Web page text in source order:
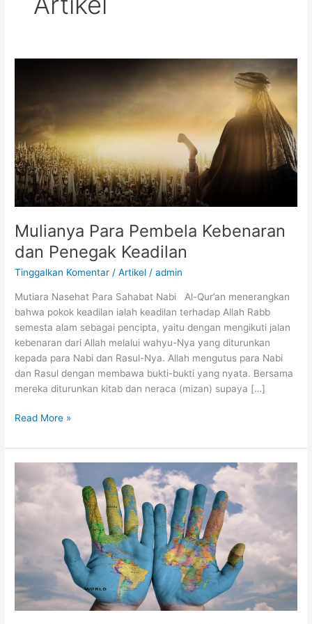
Mulianya Para Pembela Kebenaran
dan Penegak Keadilan
Tinggalkan Komentar /Artikel /admin
Mutiara Nasehat Para Sahabat Nabi Al-Qur’an menerangkan
bahwa pokok keadilan ialah keadilan terhadap Allah Rabb
semesta alam sebagai pencipta, yaitu dengan mengikuti jalan
kebenaran dari Allah melalui wahyu-Nya yang diturunkan
kepada para Nabi dan Rasul-Nya. Allah mengutus para Nabi
dan Rasul dengan membawa bukti-bukti yang nyata. Bersama
mereka diturunkan kitab dan neraca (mizan) supaya […]
Mulianya
Pembela
Kebenaran
Penegak
Read More »